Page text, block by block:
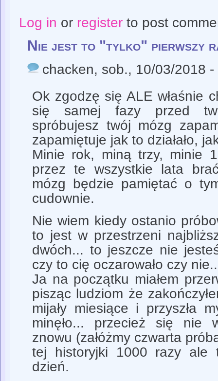
Log in or registerto post
Nie jest to "tylko" pierwszy
chacken, sob., 10/03/2018 -
Ok zgodzę się ALE właśnie
się samej fazy przed
spróbujesz twój mózg
zapamiętuje jak to działało,
Minie rok, miną trzy, minie
przez te wszystkie lata
mózg będzie pamiętać o
cudownie.
Nie wiem kiedy ostanio
to jest w przestrzeni
dwóch... to jeszcze nie
czy to cię oczarowało czy
Ja na początku miałem
pisząc ludziom że
mijały miesiące i przyszła
minęło... przecież się nie
znowu (załóżmy czwarta
tej historyjki 1000 razy ale
dzień.